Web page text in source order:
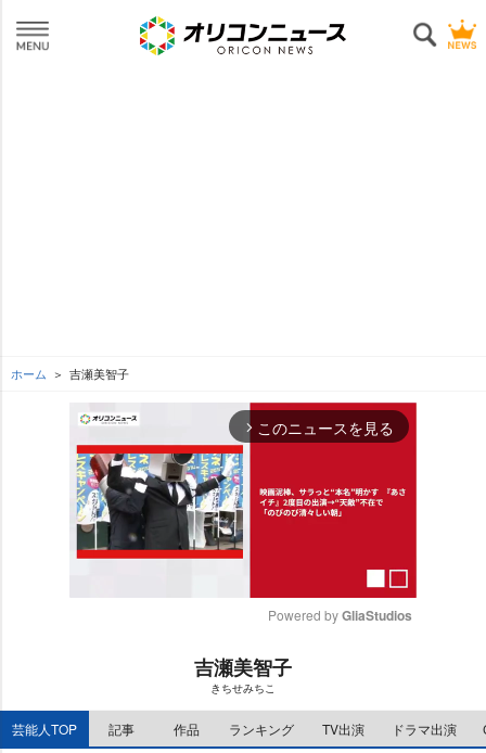
ホーム 吉瀬美智子
arrow_forward_ios このニュースを見る
e
Powered by GliaStudios
吉瀬美智子
きちせみちこ
芸能人TOP 記事 作品 ランキング TV出演 ドラマ出演